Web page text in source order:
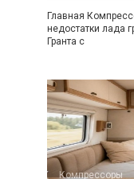
Главная
недостатки лада
Гранта с
Компрессоры